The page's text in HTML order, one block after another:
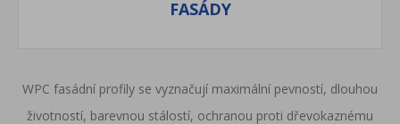
FASÁDY
WPC fasádní profily se vyznačují maximální pevností, dlouhou
životností, barevnou stálostí, ochranou proti dřevokaznému